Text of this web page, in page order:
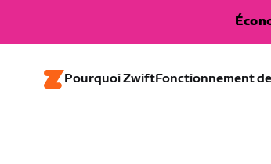
Pourquoi ZwiftFonctionnement